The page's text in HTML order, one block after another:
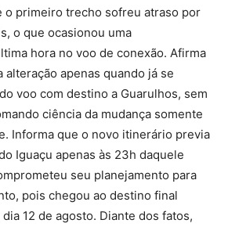
o primeiro trecho sofreu atraso por
o que ocasionou uma
hora no voo de conexão. Afirma
apenas quando já se
voo com destino a Guarulhos, sem
ciência da mudança somente
Informa que o novo itinerário previa
Iguaçu apenas às 23h daquele
seu planejamento para
pois chegou ao destino final
12 de agosto. Diante dos fatos,